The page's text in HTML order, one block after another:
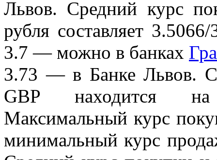
Львов. Средний курс
рубля составляет
3.7 — можно в банках
3.73 — в Банке Львов.
GBP находится на
Максимальный курс
минимальный курс